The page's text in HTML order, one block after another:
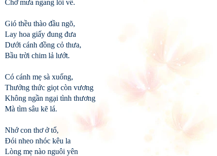
Chờ mưa ngang lối về.
Gió thều thào đầu ngõ,
Lay hoa giấy đung đưa
Dưới cánh đồng cỏ thưa,
Bầu trời chim lả lướt.
Có cánh mẹ sà xuống,
Thưởng thức giọt còn vương
Không ngần ngại tình thương
Mà tìm sâu kẽ lá.
Nhớ con thơ ở tổ,
Đói nheo nhóc kêu la
Lòng mẹ nào nguôi yên